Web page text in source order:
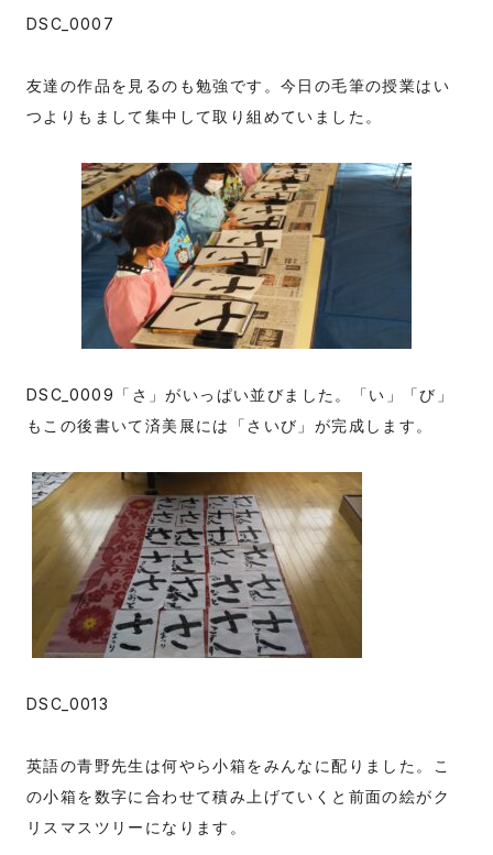
DSC_0007
友達の作品を見るのも勉強です。今日の毛筆の授業はい
つよりもまして集中して取り組めていました。
DSC_0009「さ」がいっぱい並びました。「い」「び」
もこの後書いて済美展には「さいび」が完成します。
DSC_0013
英語の青野先生は何やら小箱をみんなに配りました。こ
の小箱を数字に合わせて積み上げていくと前面の絵がク
リスマスツリーになります。